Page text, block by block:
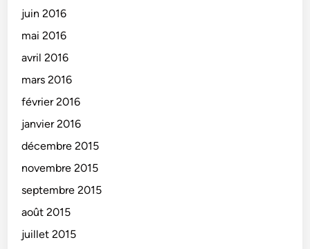
juin 2016
mai 2016
avril 2016
mars 2016
février 2016
janvier 2016
décembre 2015
novembre 2015
septembre 2015
août 2015
juillet 2015